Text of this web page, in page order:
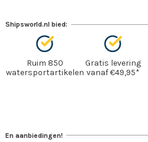
Shipsworld.nl bied:
Ruim 850
watersportartikelen
Gratis levering
vanaf €49,95*
En aanbiedingen!